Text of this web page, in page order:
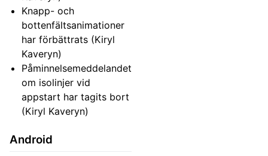
Knapp- och
bottenfältsanimationer
har förbättrats (Kiryl
Kaveryn)
Påminnelsemeddelandet
om isolinjer vid
appstart har tagits bort
(Kiryl Kaveryn)
Android